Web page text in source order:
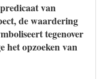
van
de waardering
tegenover
het opzoeken van